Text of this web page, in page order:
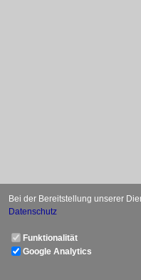
Bei der Bereitstellung unserer
Datenschutz
Funktionalität
Google Analytics